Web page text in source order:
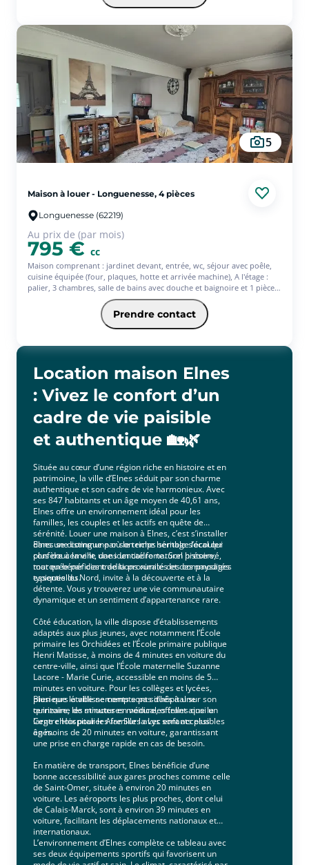
5
Maison à louer - Longuenesse, 4 pièces
Longuenesse (62219)
Au prix de (par mois)
795 € cc
Maison comprenant : jardinet devant, entrée, wc, séjour avec poêle,
cuisine équipée (four, plaques, hotte et arrivée machine), A l'étage :
palier, 3 chambres, salle de bains avec douche et baignoire et 1 pièce
d'eau. jardin avec abri de jardin, garage avec porte motorisée.
Disponible fin Aout - Les informations sur les risques auxquels ce bien
est exposé sont disponibles sur le site Géorisques :
www.georisques.gouv.fr
Prendre contact
Location maison Elnes
: Vivez le confort d’un
cadre de vie paisible
et authentique 🏡🌿
Située au cœur d’une région riche en histoire et en
patrimoine, la ville d’Elnes séduit par son charme
authentique et son cadre de vie harmonieux. Avec
ses 847 habitants et un âge moyen de 40,61 ans,
Elnes offre un environnement idéal pour les
familles, les couples et les actifs en quête de
sérénité. Louer une maison à Elnes, c’est s’installer
dans une commune où le temps semble s’écouler
plus doucement, dans un cadre naturel préservé,
tout en bénéficiant de la proximité des commodités
essentielles.
Elnes se distingue par son riche héritage local qui
confère à la ville une identité forte. Son histoire,
marquée par des traditions rurales et des paysages
typiques du Nord, invite à la découverte et à la
détente. Vous y trouverez une vie communautaire
dynamique et un sentiment d’appartenance rare.
Côté éducation, la ville dispose d’établissements
adaptés aux plus jeunes, avec notamment l’École
primaire les Orchidées et l’École primaire publique
Henri Matisse, à moins de 4 minutes en voiture du
centre-ville, ainsi que l’École maternelle Suzanne
Lacore - Marie Curie, accessible en moins de 5
minutes en voiture. Pour les collèges et lycées,
plusieurs établissements sont situés à une
quinzaine de minutes en voiture, offrant ainsi un
large choix pour les familles avec enfants plus
âgés.
Bien que la ville ne compte pas d’hôpital sur son
territoire, les structures médicales telles que le
Centre Hospitalier Aire Sur la Lys sont accessibles
en moins de 20 minutes en voiture, garantissant
une prise en charge rapide en cas de besoin.
En matière de transport, Elnes bénéficie d’une
bonne accessibilité aux gares proches comme celle
de Saint-Omer, située à environ 20 minutes en
voiture. Les aéroports les plus proches, dont celui
de Calais-Marck, sont à environ 39 minutes en
voiture, facilitant les déplacements nationaux et
internationaux.
L’environnement d’Elnes complète ce tableau avec
ses deux équipements sportifs qui favorisent un